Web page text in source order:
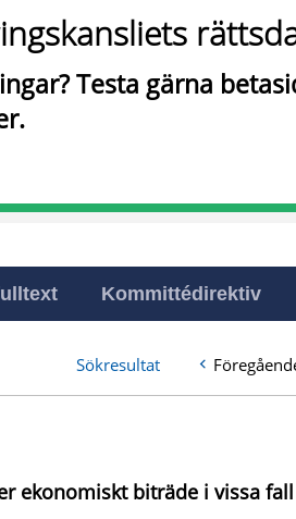
Testa gärna
Kommittédirektiv
Sökresultat
ekonomiskt biträde i vissa fall